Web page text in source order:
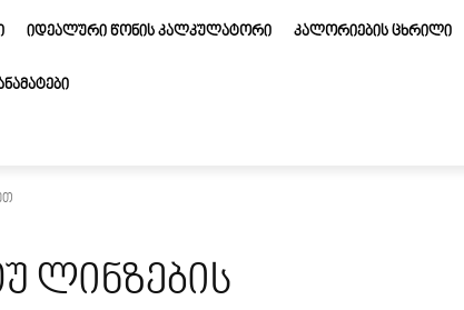
ᲘᲓᲔᲐᲚᲣᲠᲘ ᲬᲝᲜᲘᲡ ᲙᲐᲚᲙᲣᲚᲐᲢᲝᲠᲘ ᲙᲐᲚᲝᲠᲘᲔᲑᲘᲡ ᲪᲮᲠᲘᲚᲘ
ლინზების